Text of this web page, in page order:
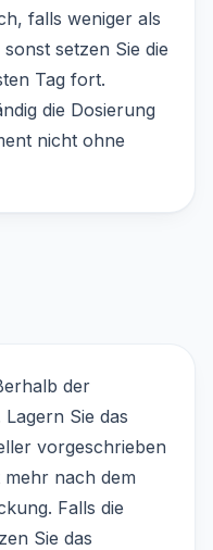
falls weniger als
setzen Sie die
Tag fort.
die Dosierung
nicht ohne
der
Sie das
vorgeschrieben
nach dem
Falls die
Sie das